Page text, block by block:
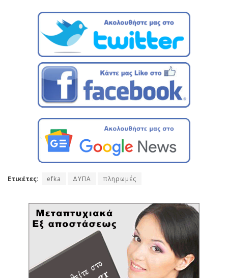
Ετικέτες: efka ΔΥΠΑ πληρωμές